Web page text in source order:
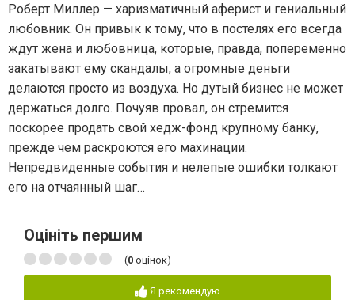
Роберт Миллер — харизматичный аферист и гениальный
любовник. Он привык к тому, что в постелях его всегда
ждут жена и любовница, которые, правда, попеременно
закатывают ему скандалы, а огромные деньги
делаются просто из воздуха. Но дутый бизнес не может
держаться долго. Почуяв провал, он стремится
поскорее продать свой хедж-фонд крупному банку,
прежде чем раскроются его махинации.
Непредвиденные события и нелепые ошибки толкают
его на отчаянный шаг…
Оцініть першим
(0 оцінок)
Я рекомендую